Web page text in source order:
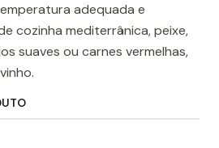
adequada e
cozinha mediterrânica, peixe,
suaves ou carnes vermelhas,